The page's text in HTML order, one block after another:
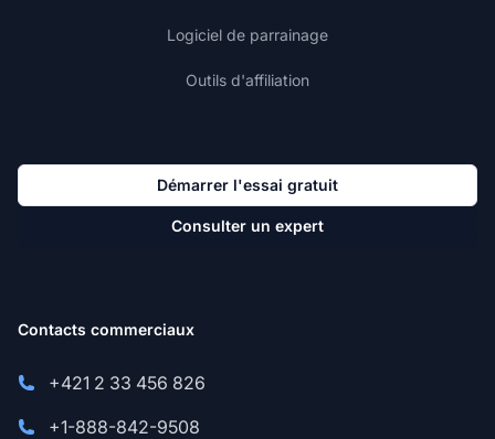
Logiciel de parrainage
Outils d'affiliation
Démarrer l'essai gratuit
Consulter un expert
Contacts commerciaux
+421 2 33 456 826
+1-888-842-9508